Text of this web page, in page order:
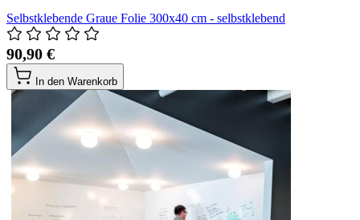
Selbstklebende Graue Folie 300x40 cm - selbstklebend
90,90 €
In den Warenkorb